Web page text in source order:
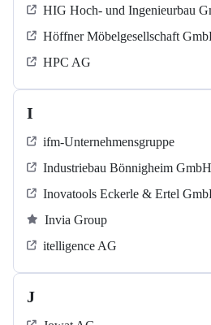
HIG Hoch- und Ingenieurbau
Höffner Möbelgesellschaft
HPC AG
I
ifm-Unternehmensgruppe
Industriebau Bönnigheim
Inovatools Eckerle & Ertel
Invia Group
itelligence AG
J